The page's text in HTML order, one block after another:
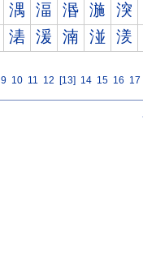
湡 湢 湣 湤 湥
湱 湲 湳 湴 湵
9 10 11 12 [13] 14 15 16 17